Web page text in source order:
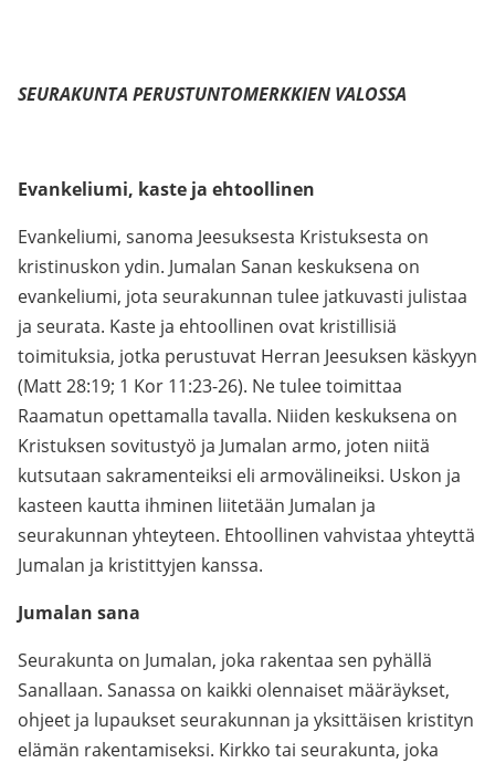
SEURAKUNTA PERUSTUNTOMERKKIEN VALOSSA
Evankeliumi, kaste ja ehtoollinen
Evankeliumi, sanoma Jeesuksesta Kristuksesta on
kristinuskon ydin. Jumalan Sanan keskuksena on
evankeliumi, jota seurakunnan tulee jatkuvasti julistaa
ja seurata. Kaste ja ehtoollinen ovat kristillisiä
toimituksia, jotka perustuvat Herran Jeesuksen käskyyn
(Matt 28:19; 1 Kor 11:23-26). Ne tulee toimittaa
Raamatun opettamalla tavalla. Niiden keskuksena on
Kristuksen sovitustyö ja Jumalan armo, joten niitä
kutsutaan sakramenteiksi eli armovälineiksi. Uskon ja
kasteen kautta ihminen liitetään Jumalan ja
seurakunnan yhteyteen. Ehtoollinen vahvistaa yhteyttä
Jumalan ja kristittyjen kanssa.
Jumalan sana
Seurakunta on Jumalan, joka rakentaa sen pyhällä
Sanallaan. Sanassa on kaikki olennaiset määräykset,
ohjeet ja lupaukset seurakunnan ja yksittäisen kristityn
elämän rakentamiseksi. Kirkko tai seurakunta, joka